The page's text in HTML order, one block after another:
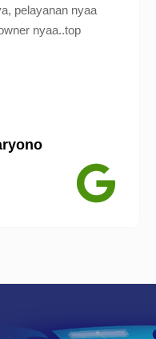
pelayanan nyaa
nyaa..top